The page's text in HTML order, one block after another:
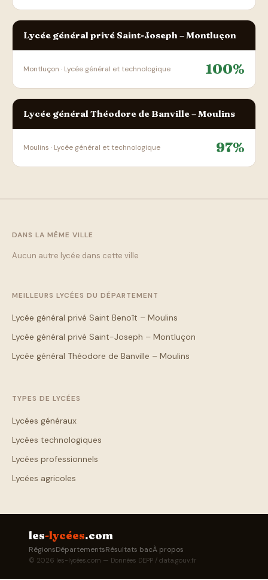
Lycée général privé Saint-Joseph – Montluçon
Montluçon · Lycée général et technologique 100%
Lycée général Théodore de Banville – Moulins
Moulins · Lycée général et technologique 97%
DANS LA MÊME VILLE
Aucun autre lycée dans cette ville
MEILLEURS LYCÉES DU DÉPARTEMENT
Lycée général privé Saint Benoît – Moulins
Lycée général privé Saint-Joseph – Montluçon
Lycée général Théodore de Banville – Moulins
TYPES DE LYCÉES
Lycées généraux
Lycées technologiques
Lycées professionnels
Lycées agricoles
les-lycées.com
RégionsDépartementsRésultats bacÀ propos
© 2026 les-lycées.com — Données DEPP / data.gouv.fr